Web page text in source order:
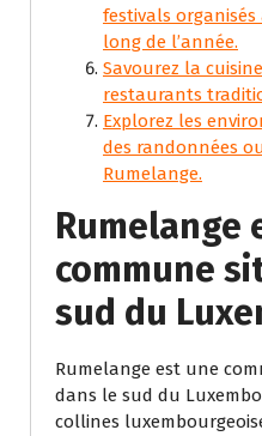
festivals
long de l’année.
Savourez la
restaurants
Explorez les
des randonnées
Rumelange.
Rumelange
commune
sud du
Rumelange est une
dans le sud du
collines